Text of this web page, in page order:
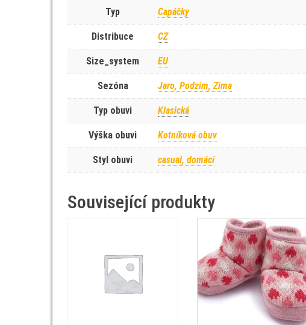
Typ Capáčky
Distribuce CZ
Size_system EU
Sezóna Jaro, Podzim, Zima
Typ obuvi Klasická
Výška obuvi Kotníková obuv
Styl obuvi casual, domácí
Související produkty